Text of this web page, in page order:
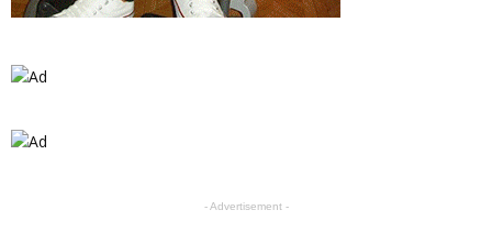
- Advertisement -